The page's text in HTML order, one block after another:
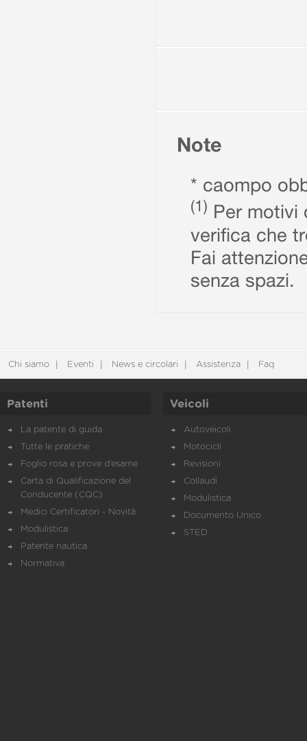
Note
* caompo
(1) Per motivi
verifica che
Fai
senza spazi.
Chi siamo Eventi News e circolari Assistenza Faq
Patenti
La patente di guida
Tutte le pratiche
Foglio rosa e prove d’esame
Carta di Qualificazione del
Conducente (CQC)
Medici Certificatori - Novità
Modulistica
Patente nautica
Normativa
Veicoli
Autoveicoli
Motocicli
Revisioni
Collaudi
Modulistica
Documento Unico
STED